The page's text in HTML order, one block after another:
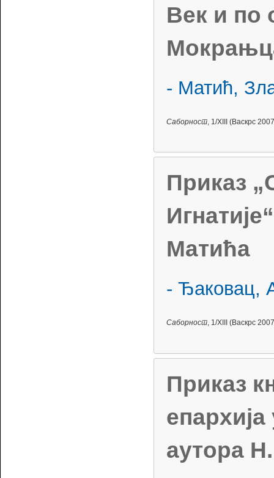
Век и по
- Матић,
Саборност , 1/XIII (Васкрс
Приказ
Матића
- Ђаковац,
Саборност, 1/XIII (Васкрс
Приказ
аутора